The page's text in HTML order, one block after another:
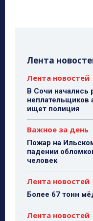
Лента
Лента новостей
В Сочи
неплательщиков
ищет полиция
Важное за день
Пожар на
падении
человек
Лента новостей
Более 67 тонн
Лента новостей